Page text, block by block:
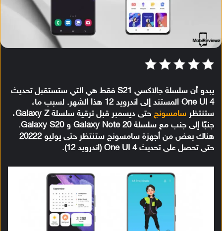
يبدو أن سلسلة جالاكسي S21 فقط هي التي ستستقبل تحديث
One UI 4 المستند إلى اندرويد 12 هذا الشهر. لسبب ما،
ستنتظر سامسونج
حتى ديسمبر قبل ترقية سلسلة Galaxy Z،
جنبًا إلى جنب مع سلسلة Galaxy Note 20 و Galaxy S20.
هناك بعض من أجهزة سامسونج ستنتظر حتى يوليو 20222
حتى تحصل على تحديث One UI 4 (اندرويد 12).